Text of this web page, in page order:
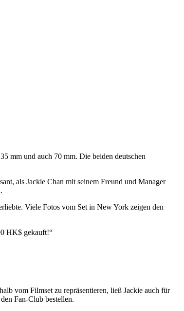
mm und auch 70 mm. Die beiden deutschen
als Jackie Chan mit seinem Freund und Manager
Viele Fotos vom Set in New York zeigen den
HK$ gekauft!“
vom Filmset zu repräsentieren, ließ Jackie auch für
Fan-Club bestellen.